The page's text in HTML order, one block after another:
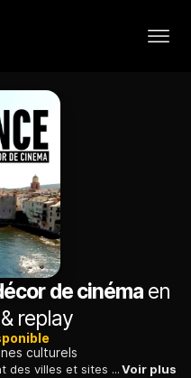
de cinéma en
replay
culturels
Une invitation à regarder autrement des villes et sites français devenus mythiques grâce de grands réalisateurs qui en ont fait leur lieux de tournage.Voir plus